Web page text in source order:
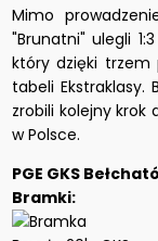
Mimo
"Brunatni" ulegli
który dzięki
tabeli Ekstraklasy.
zrobili kolejny krok
w Polsce.
PGE GKS
Bramki: